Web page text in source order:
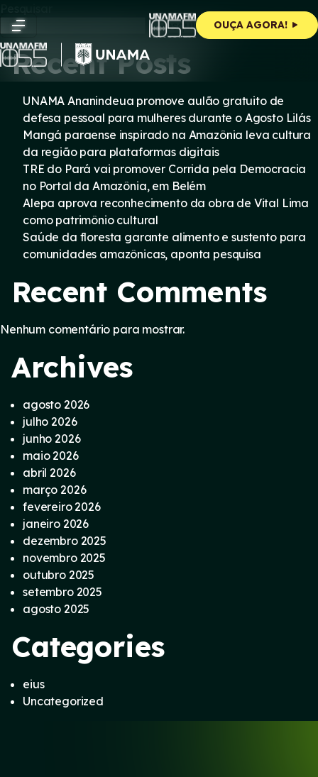
content
OUÇA AGORA!
Pesquisar
Pesquisar
Recent Posts
UNAMA Ananindeua promove aulão gratuito de
defesa pessoal para mulheres durante o Agosto Lilás
Mangá paraense inspirado na Amazônia leva cultura
da região para plataformas digitais
TRE do Pará vai promover Corrida pela Democracia
no Portal da Amazônia, em Belém
Alepa aprova reconhecimento da obra de Vital Lima
como patrimônio cultural
Saúde da floresta garante alimento e sustento para
comunidades amazônicas, aponta pesquisa
Recent Comments
Nenhum comentário para mostrar.
Archives
agosto 2026
julho 2026
junho 2026
maio 2026
abril 2026
março 2026
fevereiro 2026
janeiro 2026
dezembro 2025
novembro 2025
outubro 2025
setembro 2025
agosto 2025
Categories
eius
Uncategorized